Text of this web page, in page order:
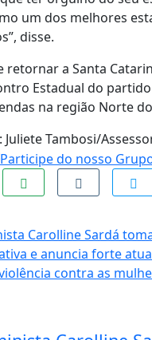
um dos melhores
disse.
retornar a Santa
Estadual do partido
na região Norte
Juliete Tambosi/